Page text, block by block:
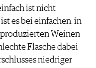
ist nicht
es bei einfachen, in
Weinen
Flasche dabei
niedriger